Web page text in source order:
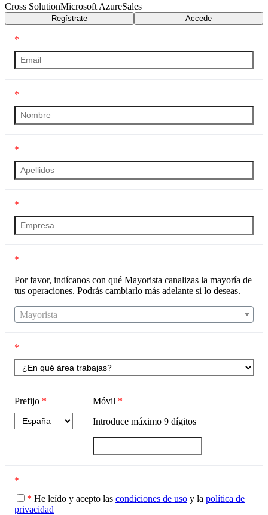
Cross SolutionMicrosoft AzureSales
Regístrate Accede
*
*
*
*
*
Por favor, indícanos con qué Mayorista canalizas la mayoría de
tus operaciones. Podrás cambiarlo más adelante si lo deseas.
Mayorista
*
Prefijo * Móvil *
Introduce máximo 9dígitos
*
* He leído y acepto las condiciones de uso y la política de
privacidad